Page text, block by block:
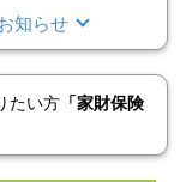
知らせ
たい方 「家財保険